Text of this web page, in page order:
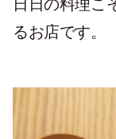
日日の料理こ
るお店です。